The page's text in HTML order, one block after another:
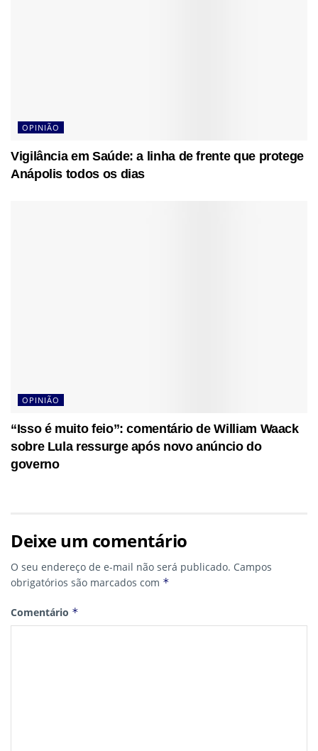
OPINIÃO
Vigilância em Saúde: a linha de frente que protege
Anápolis todos os dias
OPINIÃO
“Isso é muito feio”: comentário de William Waack
sobre Lula ressurge após novo anúncio do
governo
Deixe um comentário
O seu endereço de e-mail não será publicado. Campos
obrigatórios são marcados com *
Comentário *